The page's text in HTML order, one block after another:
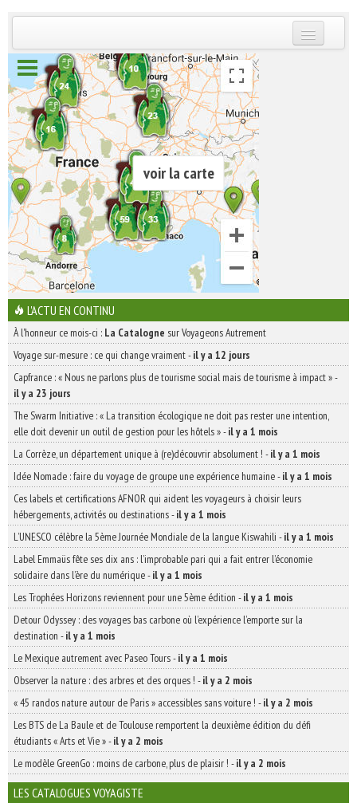
INSCRIVEZ-VOUS | ABONNEZ-VOUS
voir la carte
L'ACTU EN CONTINU
À l'honneur ce mois-ci : La Catalogne sur Voyageons Autrement
Voyage sur-mesure : ce qui change vraiment-il y a 12 jours
Capfrance : « Nous ne parlons plus de tourisme social mais de tourisme à impact »-
il y a 23 jours
The Swarm Initiative : « La transition écologique ne doit pas rester une intention,
elle doit devenir un outil de gestion pour les hôtels »-il y a 1 mois
La Corrèze, un département unique à (re)découvrir absolument ! -il y a 1 mois
Idée Nomade : faire du voyage de groupe une expérience humaine-il y a 1 mois
Ces labels et certifications AFNOR qui aident les voyageurs à choisir leurs
hébergements, activités ou destinations-il y a 1 mois
L’UNESCO célèbre la 5ème Journée Mondiale de la langue Kiswahili -il y a 1 mois
Label Emmaüs fête ses dix ans : l’improbable pari qui a fait entrer l’économie
solidaire dans l’ère du numérique-il y a 1 mois
Les Trophées Horizons reviennent pour une 5ème édition -il y a 1 mois
Detour Odyssey : des voyages bas carbone où l’expérience l’emporte sur la
destination -il y a 1 mois
Le Mexique autrement avec Paseo Tours-il y a 1 mois
Observer la nature : des arbres et des orques ! -il y a 2 mois
« 45 randos nature autour de Paris » accessibles sans voiture ! -il y a 2 mois
Les BTS de La Baule et de Toulouse remportent la deuxième édition du défi
étudiants « Arts et Vie »-il y a 2 mois
Le modèle GreenGo : moins de carbone, plus de plaisir ! -il y a 2 mois
LES CATALOGUES VOYAGISTE